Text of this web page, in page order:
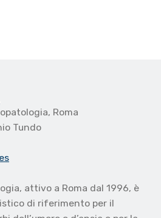
Roma
Tundo
attivo a Roma dal 1996, è
di riferimento per il